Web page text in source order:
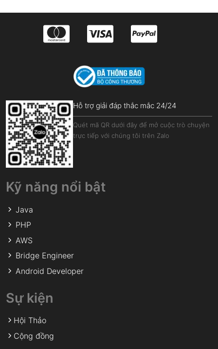
Hỗ trợ giải đáp thắc mắc 24/24
Quét mã QR dưới đây để mở cuộc trò chuyện
trực tiếp với chúng tôi trên Zalo
Kỹ năng nổi bật
Java
PHP
AWS
Bridge Engineer
Android Developer
Sự kiện
Hội Thảo
Cộng đồng